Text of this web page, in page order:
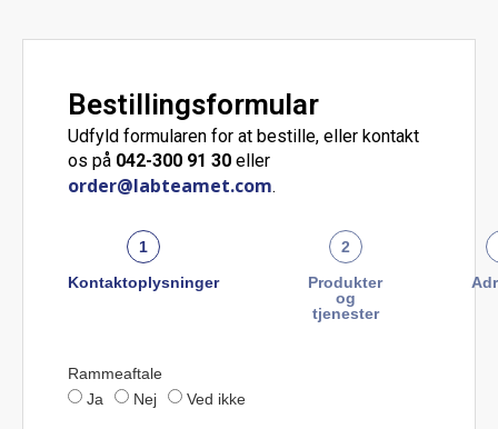
Bestillingsformular
Udfyld formularen for at bestille, eller kontakt
os på 042-300 91 30 eller
order@labteamet.com.
1
Kontaktoplysninger
2
Produkter
og
tjenester
Rammeaftale
Ja
Nej Ved ikke